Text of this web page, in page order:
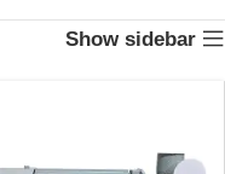
Show sidebar